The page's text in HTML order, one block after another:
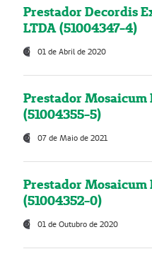
Prestador Decordis
LTDA (51004347-4)
01 de Abril de 2020
Prestador
(51004355-5)
07 de Maio de 2021
Prestador Mosaicum
(51004352-0)
01 de Outubro de 2020